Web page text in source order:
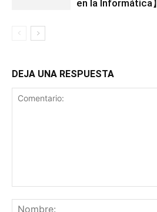
en la Informática】
DEJA UNA RESPUESTA